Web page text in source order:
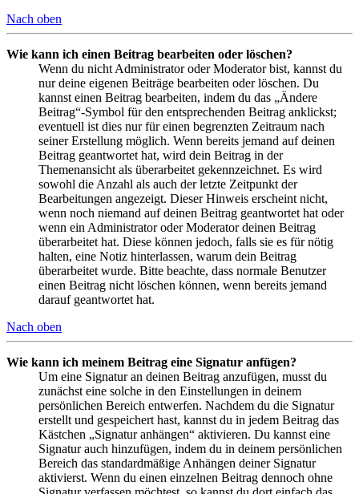
Nach oben
Wie kann ich einen Beitrag bearbeiten oder löschen?
Wenn du nicht Administrator oder Moderator bist, kannst du
nur deine eigenen Beiträge bearbeiten oder löschen. Du
kannst einen Beitrag bearbeiten, indem du das „Ändere
Beitrag“-Symbol für den entsprechenden Beitrag anklickst;
eventuell ist dies nur für einen begrenzten Zeitraum nach
seiner Erstellung möglich. Wenn bereits jemand auf deinen
Beitrag geantwortet hat, wird dein Beitrag in der
Themenansicht als überarbeitet gekennzeichnet. Es wird
sowohl die Anzahl als auch der letzte Zeitpunkt der
Bearbeitungen angezeigt. Dieser Hinweis erscheint nicht,
wenn noch niemand auf deinen Beitrag geantwortet hat oder
wenn ein Administrator oder Moderator deinen Beitrag
überarbeitet hat. Diese können jedoch, falls sie es für nötig
halten, eine Notiz hinterlassen, warum dein Beitrag
überarbeitet wurde. Bitte beachte, dass normale Benutzer
einen Beitrag nicht löschen können, wenn bereits jemand
darauf geantwortet hat.
Nach oben
Wie kann ich meinem Beitrag eine Signatur anfügen?
Um eine Signatur an deinen Beitrag anzufügen, musst du
zunächst eine solche in den Einstellungen in deinem
persönlichen Bereich entwerfen. Nachdem du die Signatur
erstellt und gespeichert hast, kannst du in jedem Beitrag das
Kästchen „Signatur anhängen“ aktivieren. Du kannst eine
Signatur auch hinzufügen, indem du in deinem persönlichen
Bereich das standardmäßige Anhängen deiner Signatur
aktivierst. Wenn du einen einzelnen Beitrag dennoch ohne